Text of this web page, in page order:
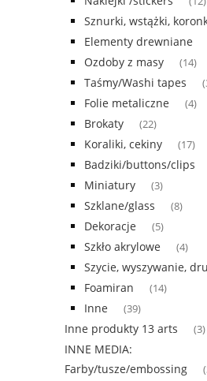
Sznurki, wstążki,
Elementy drewniane
Ozdoby z masy (14)
Taśmy/Washi tapes
Folie metaliczne (4)
Brokaty (22)
Koraliki, cekiny (17)
Badziki/buttons/clips
Miniatury (3)
Szklane/glass (8)
Dekoracje (5)
Szkło akrylowe (4)
Szycie, wyszywanie,
Foamiran (14)
Inne (39)
Inne produkty 13 arts (3)
INNE MEDIA:
Farby/tusze/embossing